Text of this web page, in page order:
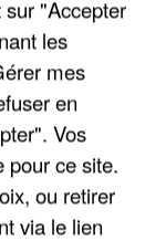
PAR UNE
"Accepter
les
mes
en
Vos
pour ce site.
ou retirer
via le lien